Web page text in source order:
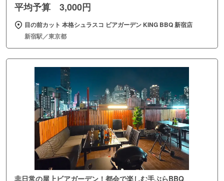
平均予算 3,000円
目の前カット 本格シュラスコ ビアガーデン KING BBQ 新宿店
新宿駅／東京都
非日常の屋上ビアガーデン！都会で楽しむ手ぶらBBQ